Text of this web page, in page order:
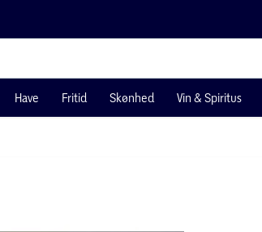
Have Fritid Skønhed Vin & Spiritus